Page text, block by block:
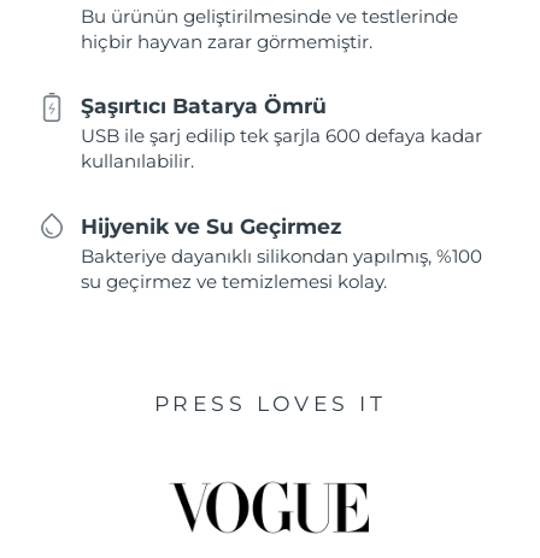
Bu ürünün geliştirilmesinde ve testlerinde
hiçbir hayvan zarar görmemiştir.
Şaşırtıcı Batarya Ömrü
USB ile şarj edilip tek şarjla 600 defaya kadar
kullanılabilir.
Hijyenik ve Su Geçirmez
Bakteriye dayanıklı silikondan yapılmış, %100
su geçirmez ve temizlemesi kolay.
PRESS LOVES IT